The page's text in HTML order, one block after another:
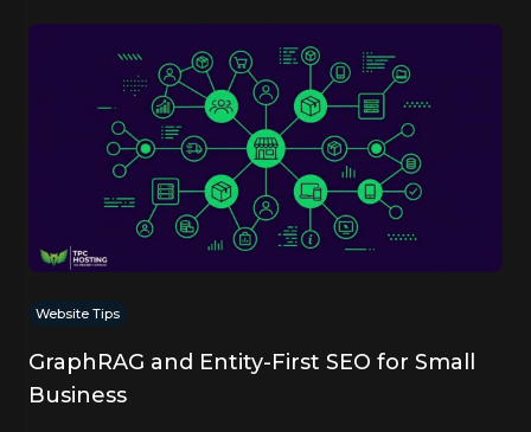
Website Tips
GraphRAG and Entity-First SEO for Small
Business